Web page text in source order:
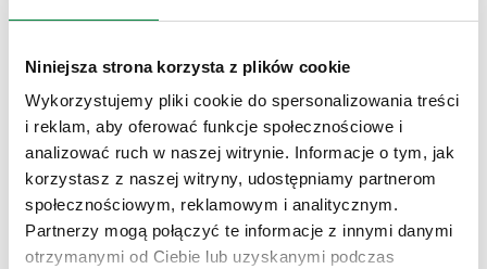
Niniejsza strona korzysta z plików cookie
Wykorzystujemy pliki cookie do spersonalizowania treści
i reklam, aby oferować funkcje społecznościowe i
analizować ruch w naszej witrynie. Informacje o tym, jak
korzystasz z naszej witryny, udostępniamy partnerom
społecznościowym, reklamowym i analitycznym.
Partnerzy mogą połączyć te informacje z innymi danymi
otrzymanymi od Ciebie lub uzyskanymi podczas
gazu NO.
CERTYFIKATY